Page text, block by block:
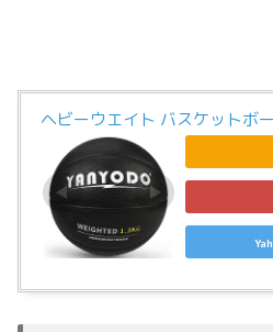
ヘビーウエイト バスケットボ